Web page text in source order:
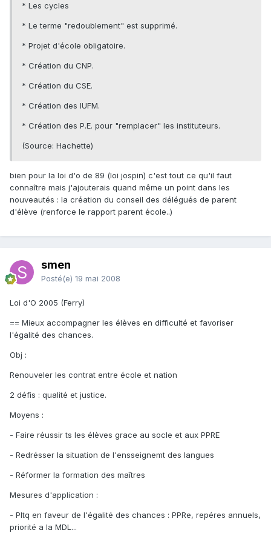
* Les cycles
* Le terme "redoublement" est supprimé.
* Projet d'école obligatoire.
* Création du CNP.
* Création du CSE.
* Création des IUFM.
* Création des P.E. pour "remplacer" les instituteurs.
(Source: Hachette)
bien pour la loi d'o de 89 (loi jospin) c'est tout ce qu'il faut
connaître mais j'ajouterais quand même un point dans les
nouveautés : la création du conseil des délégués de parent
d'élève (renforce le rapport parent école..)
smen
Posté(e) 19 mai 2008
Loi d'O 2005 (Ferry)
== Mieux accompagner les élèves en difficulté et favoriser
l'égalité des chances.
Obj :
Renouveler les contrat entre école et nation
2 défis : qualité et justice.
Moyens :
- Faire réussir ts les élèves grace au socle et aux PPRE
- Redrésser la situation de l'ensseignemt des langues
- Réformer la formation des maîtres
Mesures d'application :
- Pltq en faveur de l'égalité des chances : PPRe, repéres annuels,
priorité a la MDL...